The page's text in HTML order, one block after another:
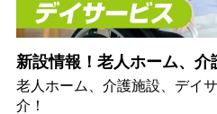
新設情報！老人ホーム、
老人ホーム、介護施設、デイ
介！